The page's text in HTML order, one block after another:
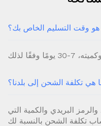
هو وقت التسليم الخاص بك؟
هي تكلفة الشحن إلى بلدنا؟
البريدي والكمية التي